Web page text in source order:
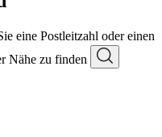
eine Postleitzahl oder einen
Nähe zu finden